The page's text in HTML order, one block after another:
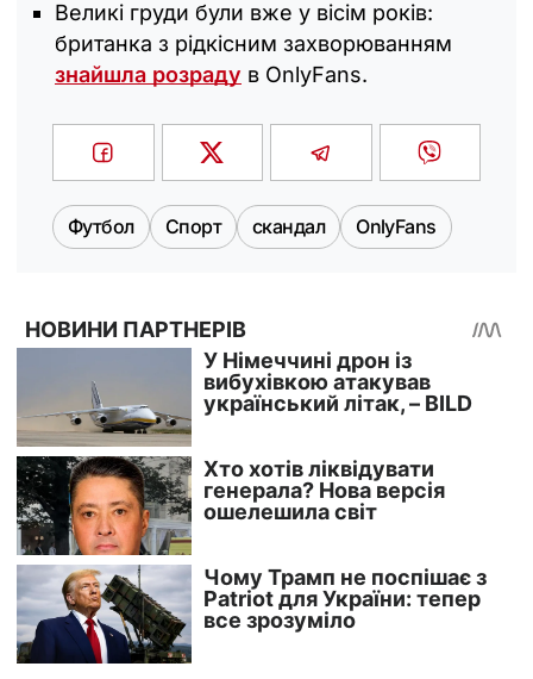
Великі груди були вже у вісім років:
британка з рідкісним захворюванням
знайшла розраду в OnlyFans.
Футбол Спорт скандал OnlyFans